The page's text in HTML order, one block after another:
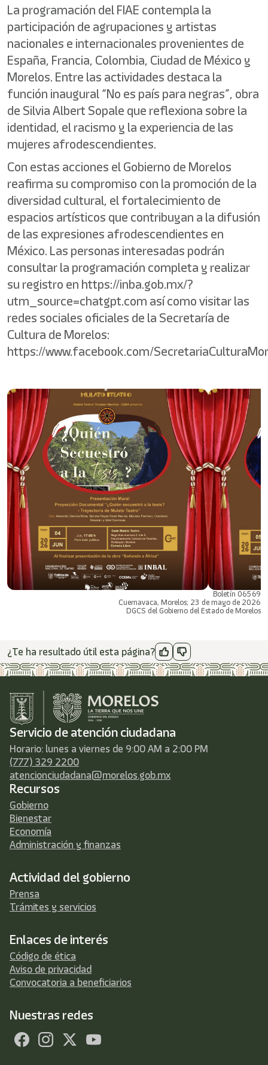
La programación del FIAE contempla la
participación de agrupaciones y artistas
nacionales e internacionales provenientes de
España, Francia, Colombia, Ciudad de México y
Morelos. Entre las actividades destaca la
función inaugural “No es país para negras”, obra
de Silvia Albert Sopale que reflexiona sobre la
identidad, el racismo y la experiencia de las
mujeres afrodescendientes.
Con estas acciones el Gobierno de Morelos
reafirma su compromiso con la promoción de la
diversidad cultural, el fortalecimiento de
espacios artísticos que contribuyan a la difusión
de las expresiones afrodescendientes en
México. Las personas interesadas podrán
consultar la programación completa y realizar
su registro en https://inba.gob.mx/?
utm_source=chatgpt.com así como visitar las
redes sociales oficiales de la Secretaría de
Cultura de Morelos:
https://www.facebook.com/
Boletín 06569
Cuernavaca, Morelos; 23 de mayo de 2026
DGCS del Gobierno del Estado de Morelos
¿Te ha resultado útil esta página?
Servicio de atención ciudadana
Horario: lunes a viernes de 9:00 AM a 2:00 PM
(777) 329 2200
atencionciudadana@morelos.gob.mx
Recursos
Gobierno
Bienestar
Economía
Administración y finanzas
Actividad del gobierno
Prensa
Trámites y servicios
Enlaces de interés
Código de ética
Aviso de privacidad
Convocatoria a beneficiarios
Nuestras redes